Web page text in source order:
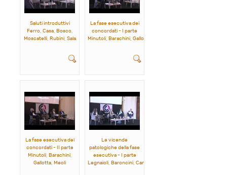
Saluti introduttivi
Ferro, Casa, Bosco,
Moscatelli, Rubini, Sala
La fase esecutiva dei
concordati - I parte
Minutoli, Barachini, Gallotta, Meoli
La fase esecutiva dei
concordati - II parte
Minutoli, Barachini,
Gallotta, Meoli
Le vicende
patologiche della fase
esecutiva - I parte
Legnaioli, Baroncini, Canazza, Limitone, Picciau